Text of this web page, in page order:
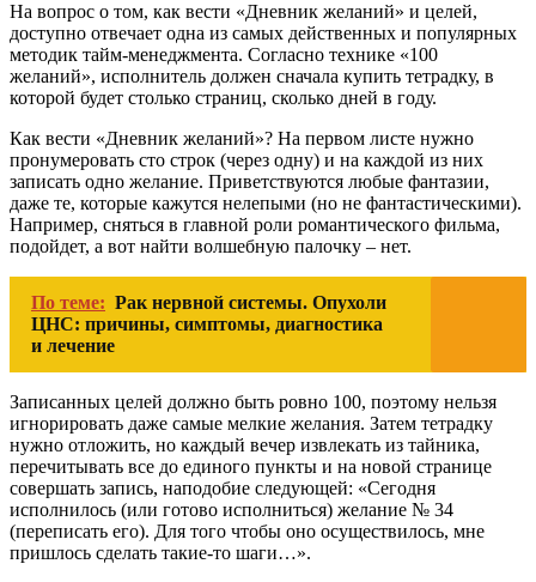
На вопрос о том, как вести «Дневник желаний» и целей,
доступно отвечает одна из самых действенных и популярных
методик тайм-менеджмента. Согласно технике «100
желаний», исполнитель должен сначала купить тетрадку, в
которой будет столько страниц, сколько дней в году.
Как вести «Дневник желаний»? На первом листе нужно
пронумеровать сто строк (через одну) и на каждой из них
записать одно желание. Приветствуются любые фантазии,
даже те, которые кажутся нелепыми (но не фантастическими).
Например, сняться в главной роли романтического фильма,
подойдет, а вот найти волшебную палочку – нет.
По теме: Рак нервной системы. Опухоли
ЦНС: причины, симптомы, диагностика
и лечение
Записанных целей должно быть ровно 100, поэтому нельзя
игнорировать даже самые мелкие желания. Затем тетрадку
нужно отложить, но каждый вечер извлекать из тайника,
перечитывать все до единого пункты и на новой странице
совершать запись, наподобие следующей: «Сегодня
исполнилось (или готово исполниться) желание № 34
(переписать его). Для того чтобы оно осуществилось, мне
пришлось сделать такие-то шаги…».